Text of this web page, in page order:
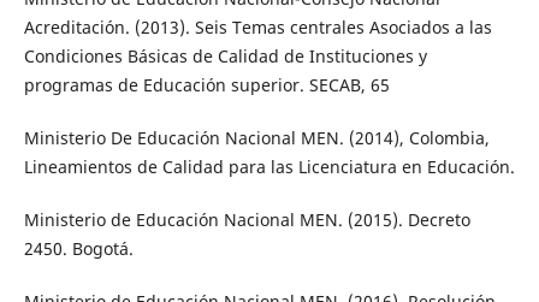
Acreditación. (2013). Seis Temas centrales Asociados a las
Condiciones Básicas de Calidad de Instituciones y
programas de Educación superior. SECAB, 65
Ministerio De Educación Nacional MEN. (2014), Colombia,
Lineamientos de Calidad para las Licenciatura en Educación.
Ministerio de Educación Nacional MEN. (2015). Decreto
2450. Bogotá.